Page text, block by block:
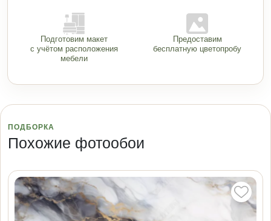
Подготовим макет
с учётом расположения
мебели
Предоставим
бесплатную цветопробу
ПОДБОРКА
Похожие фотообои